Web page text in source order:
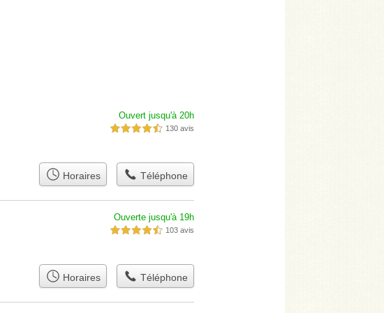
Ouvert jusqu'à 20h
4,5 étoiles sur 5 130 avis
Horaires Téléphone
Ouverte jusqu'à 19h
4,5 étoiles sur 5 103 avis
Horaires Téléphone